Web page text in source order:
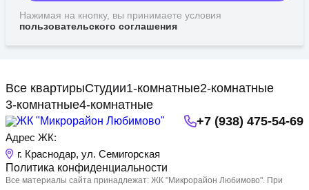
Нажимая на кнопку, вы принимаете условия
пользовательского соглашения
Все квартирыСтудии1-комнатные2-комнатные
3-комнатные4-комнатные
Адрес ЖК:
г. Краснодар, ул. Семигорская
+7 (938) 475-54-69
Политика конфиденциальности
Все материалы сайта принадлежат: ЖК "Микрорайон Любимово". При